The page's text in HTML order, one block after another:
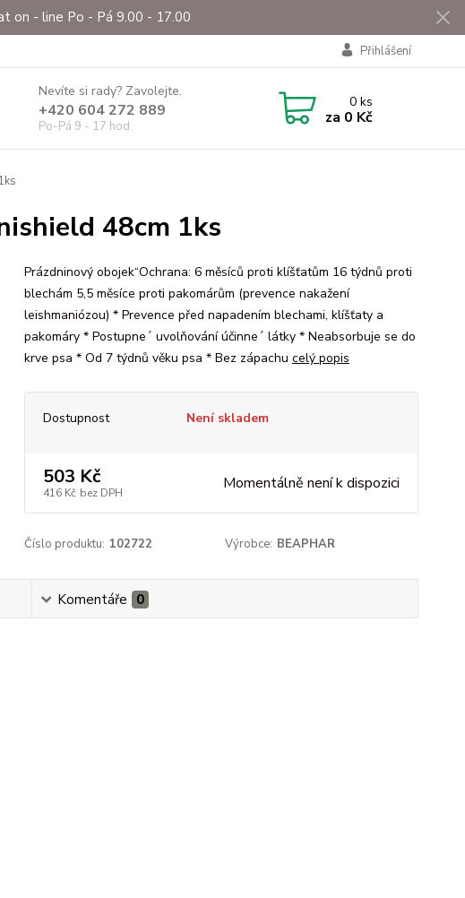
on - line Po - Pá 9.00 - 17.00
Přihlášení
Nevíte si rady? Zavolejte.
+420 604 272 889
Po-Pá 9 - 17 hod.
0ks
za 0 Kč
48cm 1ks
Prázdninový obojek“Ochrana: 6 měsíců proti klíšťatům 16 týdnů proti
blechám 5,5 měsíce proti pakomárům (prevence nakažení
leishmaniózou) * Prevence před napadením blechami, klíšťaty a
pakomáry * Postupne´ uvolňování účinne´ látky * Neabsorbuje se do
krve psa * Od 7 týdnů věku psa * Bez zápachu celý popis
Dostupnost Není skladem
503 Kč
416 Kč bez DPH Momentálně není k dispozici
Číslo produktu: 102722 Výrobce: BEAPHAR
Komentáře 0